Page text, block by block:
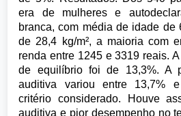
era de mulheres e
branca, com média de idade de
de 28,4 kg/m², a maioria com
renda entre 1245 e 3319 reais.
de equilíbrio foi de 13,3%. A
auditiva variou entre 13,7%
critério considerado. Houve
auditiva e pior desempenho no